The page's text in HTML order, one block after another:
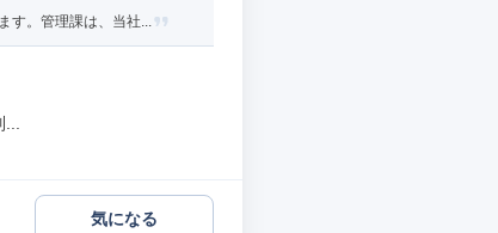
す。管理課は、当社...
気になる